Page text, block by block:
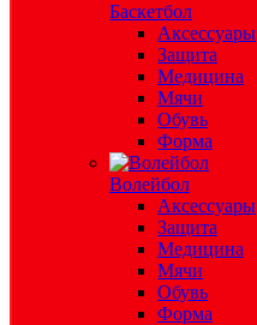
Баскетбол
Аксессуары
Защита
Медицина
Мячи
Обувь
Форма
Волейбол
Аксессуары
Защита
Медицина
Мячи
Обувь
Форма